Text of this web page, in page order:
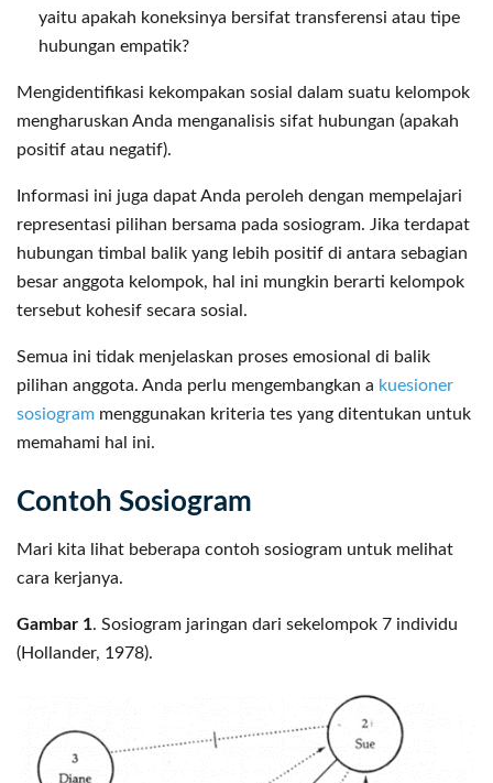
yaitu apakah koneksinya bersifat transferensi atau tipe
hubungan empatik?
Mengidentifikasi kekompakan sosial dalam suatu kelompok
mengharuskan Anda menganalisis sifat hubungan (apakah
positif atau negatif).
Informasi ini juga dapat Anda peroleh dengan mempelajari
representasi pilihan bersama pada sosiogram. Jika terdapat
hubungan timbal balik yang lebih positif di antara sebagian
besar anggota kelompok, hal ini mungkin berarti kelompok
tersebut kohesif secara sosial.
Semua ini tidak menjelaskan proses emosional di balik
pilihan anggota. Anda perlu mengembangkan a kuesioner
sosiogram menggunakan kriteria tes yang ditentukan untuk
memahami hal ini.
Contoh Sosiogram
Mari kita lihat beberapa contoh sosiogram untuk melihat
cara kerjanya.
Gambar 1. Sosiogram jaringan dari sekelompok 7 individu
(Hollander, 1978).